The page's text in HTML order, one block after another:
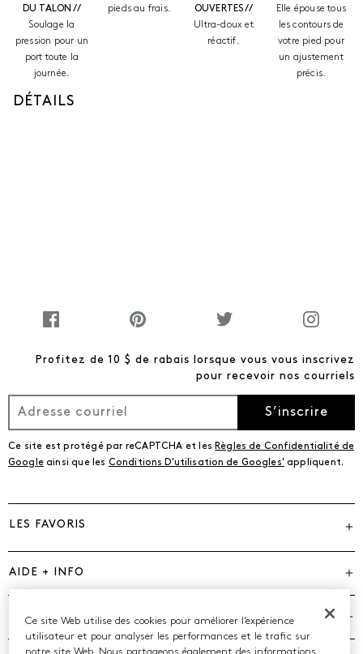
DU TALON //
Soulage la
pression pour un
port toute la
journée.
pieds au frais.
OUVERTES //
Ultra-doux et
réactif.
Elle épouse tous
les contours de
votre pied pour
un ajustement
précis.
DÉTAILS
Profitez de 10 $ de rabais lorsque vous vous inscrivez
pour recevoir nos courriels
S’inscrire
Ce site est protégé par reCAPTCHA et les Règles de Confidentialité de
Googleainsi que les Conditions D'utilisation de Googles' appliquent.
LES FAVORIS
AIDE + INFO
MARQUES
Ce site Web utilise des cookies pour améliorer l’expérience
utilisateur et pour analyser les performances et le trafic sur
notre site Web. Nous partageons également des informations